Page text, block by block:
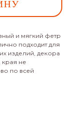
и мягкий фетр
подходит для
изделий, декора
края не
по всей